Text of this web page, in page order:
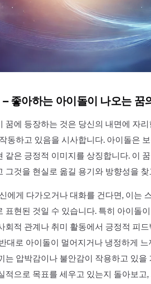
좋아하는 아이돌이 나오는 꿈
꿈에 등장하는 것은 당신의 내면에 자
동하고 있음을 시사합니다. 아이돌은
같은 긍정적 이미지를 상징합니다. 이
그것을 현실로 옮길 용기와 방향성을
에게 다가오거나 대화를 건다면, 이는
표현된 것일 수 있습니다. 특히 아이돌
회적 관계나 취미 활동에서 긍정적 피
대로 아이돌이 멀어지거나 냉정하게
는 압박감이나 불안감이 작용하고 있을
적으로 목표를 세우고 있는지 돌아보고